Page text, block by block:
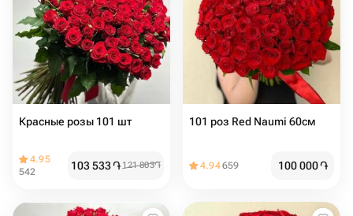
Красные розы 101 шт
4.95
542
103 533֏ 121 803֏
101 роз Red Naumi 60см
4.94659 100 000֏